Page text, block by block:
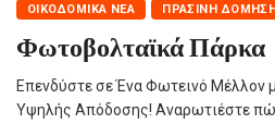
ΟΙΚΟΔΟΜΙΚΆ ΝΈΑ ΠΡΆΣΙΝΗ ΔΌΜΗΣΗ
Φωτοβολταϊκά Πάρκα
Επενδύστε σε Ένα Φωτεινό Μέλλον
Υψηλής Απόδοσης! Αναρωτιέστε